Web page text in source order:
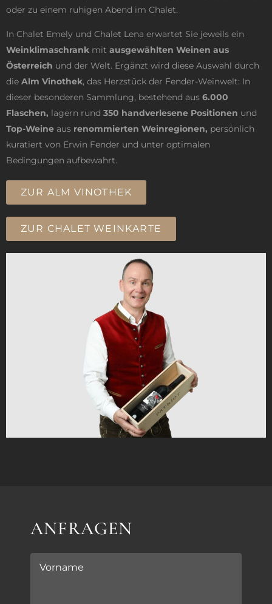
oder zu einem ruhigen Abend im Chalet.
In Chalet Emely und Chalet Lena erwartet Sie jeweils ein
Weinklimaschrank mit ausgewählten Weinen aus
Österreich und der Welt. Ergänzt wird diese Auswahl durch
die Alm Vinothek, das Herzstück der Fender-Weinwelt: In
dieser besonderen Sammlung, bestehend aus 6.000
Flaschen, lagern rund 350 handverlesene Positionen und
Top-Weine aus renommierten Weinregionen, persönlich
kuratiert von Erwin Fender und unter optimalen
Bedingungen aufbewahrt.
ZUR ALM VINOTHEK
ZUR CHALET WEINKARTE
ANFRAGEN
Vorname